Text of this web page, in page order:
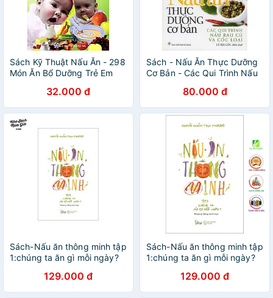
Sách Kỹ Thuật Nấu Ăn - 298
Món Ăn Bổ Dưỡng Trẻ Em
32.000 đ
Sách - Nấu Ăn Thực Dưỡng
Cơ Bản - Các Qui Trình Nấu
80.000 đ
Sách-Nấu ăn thông minh tập
1:chúng ta ăn gì mỗi ngày?
129.000 đ
Sách-Nấu ăn thông minh tập
1:chúng ta ăn gì mỗi ngày?
129.000 đ